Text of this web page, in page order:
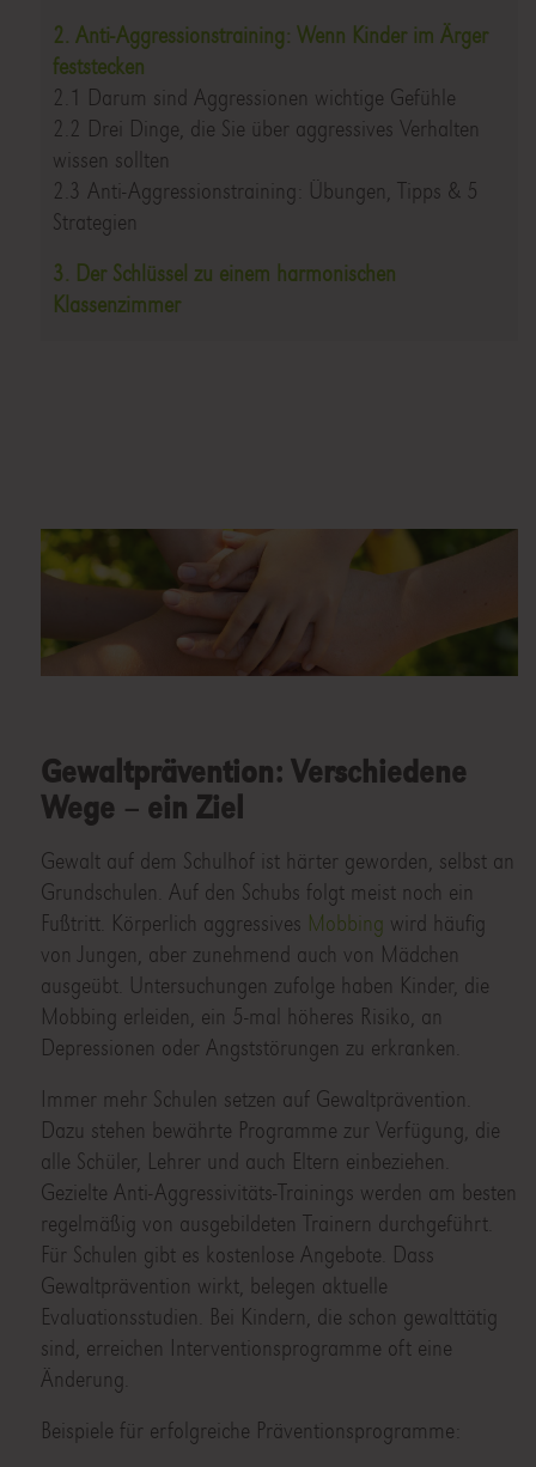
2. Anti-Aggressionstraining: Wenn Kinder im Ärger
feststecken
2.1 Darum sind Aggressionen wichtige Gefühle
2.2 Drei Dinge, die Sie über aggressives Verhalten
wissen sollten
2.3 Anti-Aggressionstraining: Übungen, Tipps & 5
Strategien
3. Der Schlüssel zu einem harmonischen
Klassenzimmer
Gewaltprävention: Verschiedene
Wege – ein Ziel
Gewalt auf dem Schulhof ist härter geworden, selbst an
Grundschulen. Auf den Schubs folgt meist noch ein
Fußtritt. Körperlich aggressives Mobbing wird häufig
von Jungen, aber zunehmend auch von Mädchen
ausgeübt. Untersuchungen zufolge haben Kinder, die
Mobbing erleiden, ein 5-mal höheres Risiko, an
Depressionen oder Angststörungen zu erkranken.
Immer mehr Schulen setzen auf Gewaltprävention.
Dazu stehen bewährte Programme zur Verfügung, die
alle Schüler, Lehrer und auch Eltern einbeziehen.
Gezielte Anti-Aggressivitäts-Trainings werden am besten
regelmäßig von ausgebildeten Trainern durchgeführt.
Für Schulen gibt es kostenlose Angebote. Dass
Gewaltprävention wirkt, belegen aktuelle
Evaluationsstudien. Bei Kindern, die schon gewalttätig
sind, erreichen Interventionsprogramme oft eine
Änderung.
Beispiele für erfolgreiche Präventionsprogramme: